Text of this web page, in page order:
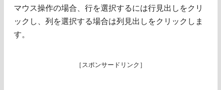
マウス操作の場合、行を選択するには行見出しをクリ
ックし、列を選択する場合は列見出しをクリックしま
す。
［スポンサードリンク］